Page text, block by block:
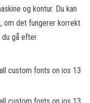
og kontur. Du kan
om det fungerer korrekt
du gå efter